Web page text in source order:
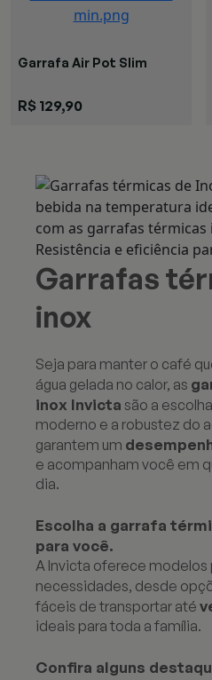
Garrafa Air Pot Slim
R$ 129,90
Garrafas
inox
Seja para manter o café
água gelada no calor, as
inox Invicta são a
moderno e a robustez do
garantem um
e acompanham você em
dia.
Escolha a garrafa
para você.
A Invicta oferece modelos
necessidades, desde
fáceis de transportar até
ideais para toda a família.
Confira alguns